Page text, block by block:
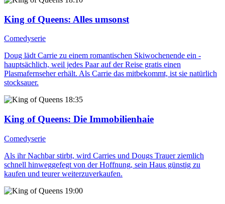
King of Queens: Alles umsonst
Comedyserie
Doug lädt Carrie zu einem romantischen Skiwochenende ein -
hauptsächlich, weil jedes Paar auf der Reise gratis einen
Plasmafernseher erhält. Als Carrie das mitbekommt, ist sie natürlich
stocksauer.
18:35
King of Queens: Die Immobilienhaie
Comedyserie
Als ihr Nachbar stirbt, wird Carries und Dougs Trauer ziemlich
schnell hinweggefegt von der Hoffnung, sein Haus günstig zu
kaufen und teurer weiterzuverkaufen.
19:00